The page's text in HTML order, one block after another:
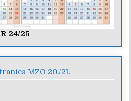
24/25
MZO 20./21.